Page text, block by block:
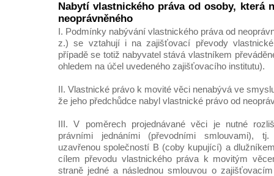
Nabytí vlastnického práva od osoby, která
neoprávněného
I. Podmínky nabývání vlastnického práva od
z.) se vztahují i na zajišťovací převody
případě se totiž nabyvatel stává vlastníkem
ohledem na účel uvedeného zajišťovacího institutu).
II. Vlastnické právo k movité věci nenabývá ve
že jeho předchůdce nabyl vlastnické právo od
III. V poměrech projednávané věci je nutné
právními jednáními (převodními smlouvami),
uzavřenou společností B (coby kupující) a
cílem převodu vlastnického práva k movitým
straně jedné a následnou smlouvou o